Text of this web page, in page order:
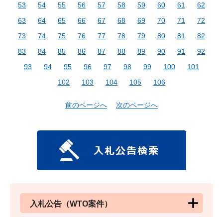
53
54 55 56 57 58 59 60 61
62
63
64 65 66 67 68 69 70 71
72
73
74 75 76 77 78 79 80 81
82
83
84 85 86 87 88 89 90 91
92
93
94 95 96 97 98 99 100
101
102
103 104 105 106
前のページへ 次のページへ
入札公告（WTO案件）